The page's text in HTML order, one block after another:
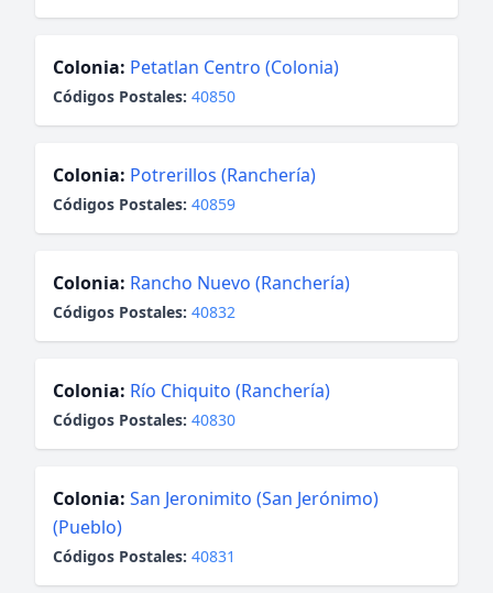
Colonia: Petatlan Centro (Colonia)
Códigos Postales: 40850
Colonia: Potrerillos (Ranchería)
Códigos Postales: 40859
Colonia: Rancho Nuevo (Ranchería)
Códigos Postales: 40832
Colonia: Río Chiquito (Ranchería)
Códigos Postales: 40830
Colonia: San Jeronimito (San Jerónimo)
(Pueblo)
Códigos Postales: 40831